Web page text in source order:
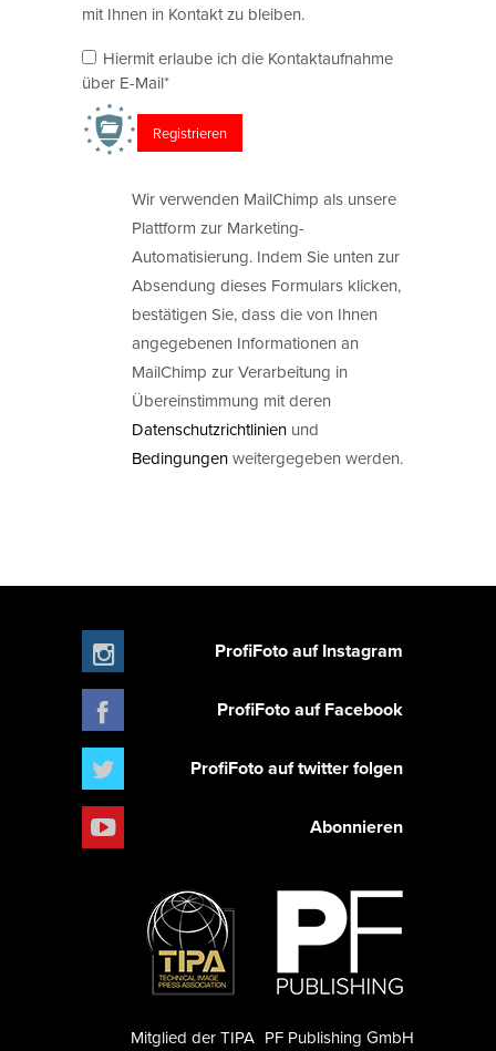
mit Ihnen in Kontakt zu bleiben.
Hiermit erlaube ich die Kontaktaufnahme
über E-Mail*
Wir verwenden MailChimp als unsere
Plattform zur Marketing-
Automatisierung. Indem Sie unten zur
Absendung dieses Formulars klicken,
bestätigen Sie, dass die von Ihnen
angegebenen Informationen an
MailChimp zur Verarbeitung in
Übereinstimmung mit deren
Datenschutzrichtlinien und
Bedingungenweitergegeben werden.
ProfiFoto auf Instagram
ProfiFoto auf Facebook
ProfiFoto auf twitter folgen
Abonnieren
PF Publishing GmbH
Mitglied der TIPA